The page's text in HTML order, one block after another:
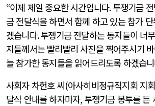
“이제 제일 중요한 시간입니다.투쟁기금
금 전달식을 하면서 함께 하고 있는 참가
겠습니다.투쟁기금 전달하는 동지들이 너
지들께서는 빨리빨리 사진을 찍어주시기
늘 참가한 동지들을 읽어드리도록 하겠습
사회자 차헌호 씨(아사히비정규직지회 지
달식 안내를 하자마자, 투쟁기금 봉투를 든